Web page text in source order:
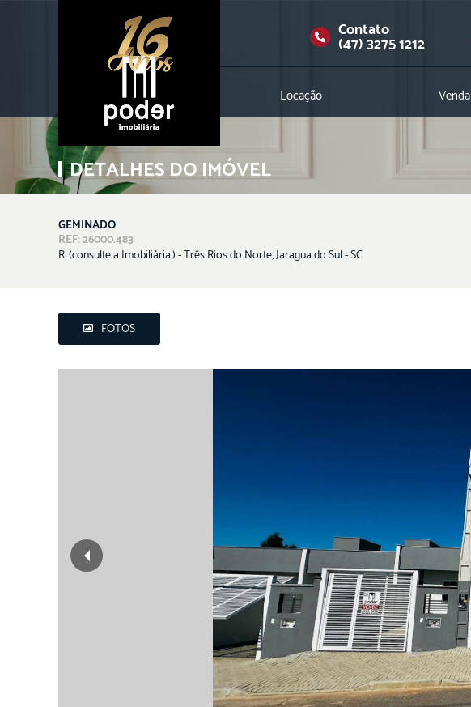
Contato
(47) 3275 1212
Locação Venda
DETALHES DO IMÓVEL
GEMINADO
REF: 26000.483
R. (consulte a Imobiliária.) - Três Rios do Norte, Jaragua do Sul - SC
FOTOS